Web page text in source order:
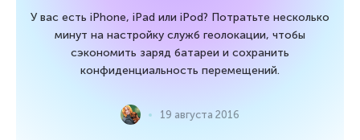
У вас есть iPhone, iPad или iPod? Потратьте несколько
минут на настройку служб геолокации, чтобы
сэкономить заряд батареи и сохранить
конфиденциальность перемещений.
19 августа 2016